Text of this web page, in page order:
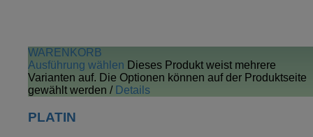
WARENKORB
Ausführung wählen Dieses Produkt weist mehrere
Varianten auf. Die Optionen können auf der Produktseite
gewählt werden / Details
PLATIN